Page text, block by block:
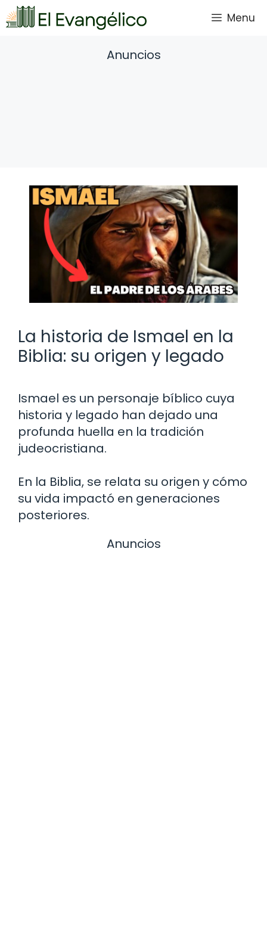
Saltar
al
Menu
Anuncios
La historia de Ismael en la
Biblia: su origen y legado
Ismael es un personaje bíblico cuya
historia y legado han dejado una
profunda huella en la tradición
judeocristiana.
En la Biblia, se relata su origen y cómo
su vida impactó en generaciones
posteriores.
Anuncios